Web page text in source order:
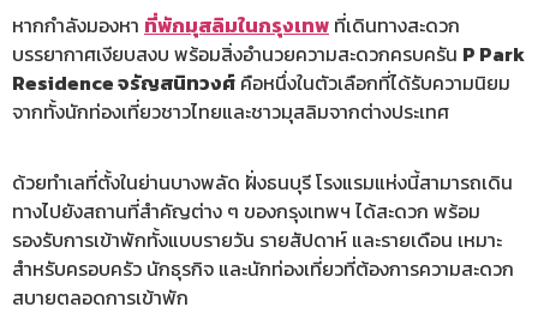
หากกำลังมองหา ที่พักมุสลิมในกรุงเทพ ที่เดินทางสะดวก
บรรยากาศเงียบสงบ พร้อมสิ่งอำนวยความสะดวกครบครัน P Park
Residence จรัญสนิทวงศ์ คือหนึ่งในตัวเลือกที่ได้รับความนิยม
จากทั้งนักท่องเที่ยวชาวไทยและชาวมุสลิมจากต่างประเทศ
ด้วยทำเลที่ตั้งในย่านบางพลัด ฝั่งธนบุรี โรงแรมแห่งนี้สามารถเดิน
ทางไปยังสถานที่สำคัญต่าง ๆ ของกรุงเทพฯ ได้สะดวก พร้อม
รองรับการเข้าพักทั้งแบบรายวัน รายสัปดาห์ และรายเดือน เหมาะ
สำหรับครอบครัว นักธุรกิจ และนักท่องเที่ยวที่ต้องการความสะดวก
สบายตลอดการเข้าพัก